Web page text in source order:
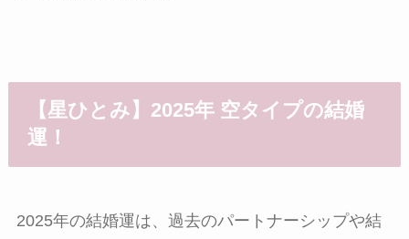
【星ひとみ】2025年 空タイプの結婚
運！
2025年の結婚運は、過去のパートナーシップや結